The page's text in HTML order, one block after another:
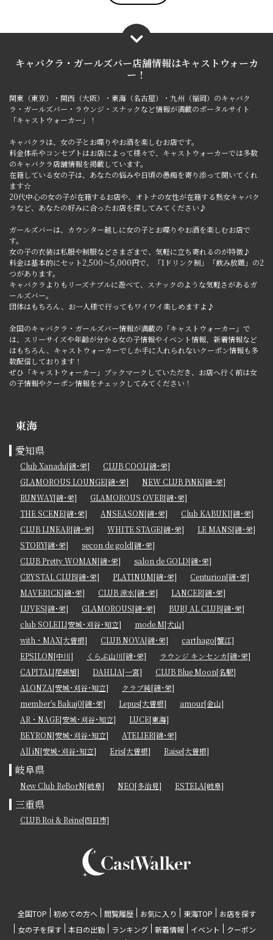
キャバクラ・ガールズバー店舗情報はキャストウォーカ
ー！
関東（東京）・関西（大阪）・東海（名古屋）・九州（福岡）のキャバク
ラ・ガールズバー・ラウンジ・スナックなど情報が満載のポータルサイト
「キャストウォーカー」！
キャバクラは、女の子とお喋りやお酒を楽しむお店です。
料金体系やコンセプトはお店によって様々で、キャストウォーカーでは多数
のキャバクラ店舗情報を掲載しています。
在籍している女の子は、あなたの悩みや日頃の愚痴を寄り添って聞いてくれ
ます☆
20代中心の女の子が在籍するお店や、オトナの女性が在籍する熟女キャバク
ラなど、あなたの好みに合ったお店を探してみてください♪
ガールズバーは、カウンター越しに女の子とお喋りやお酒を楽しむお店で
す。
女の子の衣装は私服や制服などさまざまで、気軽に立ち寄れるのが特徴♪
料金は基本的にセット2,500～5,000円で、「1ドリンク制」「飲み放題」の2
つがあります。
キャバクラよりもリーズナブルに遊べて、スナックのような気軽さがあるガ
ールズバー。
団体はもちろん、お一人様で行ってもワイワイ楽しめますよ♪
全国のキャバクラ・ガールズバー情報が満載の「キャストウォーカー」で
は、スリーサイズや年齢が分かる女の子情報やイベント情報、新着情報など
はもちろん、キャストウォーカーでしか手に入れられないクーポン情報も多
数配信しております！
ぜひ「キャストウォーカー」ブックマークしていただき、お店へ行く前は女
の子情報やクーポン情報をチェックしてみてください！
東海
愛知県
Club Xanadu[錦･栄]
CLUB COOL[錦･栄]
GLAMOROUS LOUNGE[錦･栄]
NEW CLUB PiNK[錦･栄]
RUNWAY[錦･栄]
GLAMOROUS OVER[錦･栄]
THE SCENE[錦･栄]
ANSEASON[錦･栄]
Club KABUKI[錦･栄]
CLUB LINEAR[錦･栄]
WHITE STAGE[錦･栄]
LE MANS[錦･栄]
STORY[錦･栄]
secon de gold[錦･栄]
CLUB Pretty WOMAN[錦･栄]
salon de GOLD[錦･栄]
CRYSTAL CLUB[錦･栄]
PLATINUM[錦･栄]
Centurion[錦･栄]
MAVERICK[錦･栄]
CLUB 涼水[錦･栄]
LANCER[錦･栄]
LUVES[錦･栄]
GLAMOROUS[錦･栄]
BURJ AL CLUB[錦･栄]
club SOLEIL[安城･刈谷･知立]
mode.M[犬山]
with・MAX[大曽根]
CLUB NOVA[錦･栄]
carthago[蟹江]
EPSILON[中川]
くらぶ山川[錦･栄]
ラウンジ キンセンカ[錦･栄]
CAPITAL[尾張旭]
DAHLIA[一宮]
CLUB Blue Moon[名駅]
ALONZA[安城･刈谷･知立]
クラブ純[錦･栄]
member's Bakaj0[錦･栄]
Lepus[大曽根]
amour[金山]
AR・NAGE[安城･刈谷･知立]
LUCE[東海]
BEYRON[安城･刈谷･知立]
ATELIER[錦･栄]
All iN[安城･刈谷･知立]
Eris[大曽根] Raise[大曽根]
岐阜県
New Club ReBorN[岐阜] NEO[多治見] ESTELA[岐阜]
三重県
CLUB Roi & Reine[四日市]
全国TOP 初めての方へ 閲覧履歴 お気に入り 東海TOP
お店を探す
女の子を探す
本日の出勤 ランキング 新着情報 イベント
クーポン